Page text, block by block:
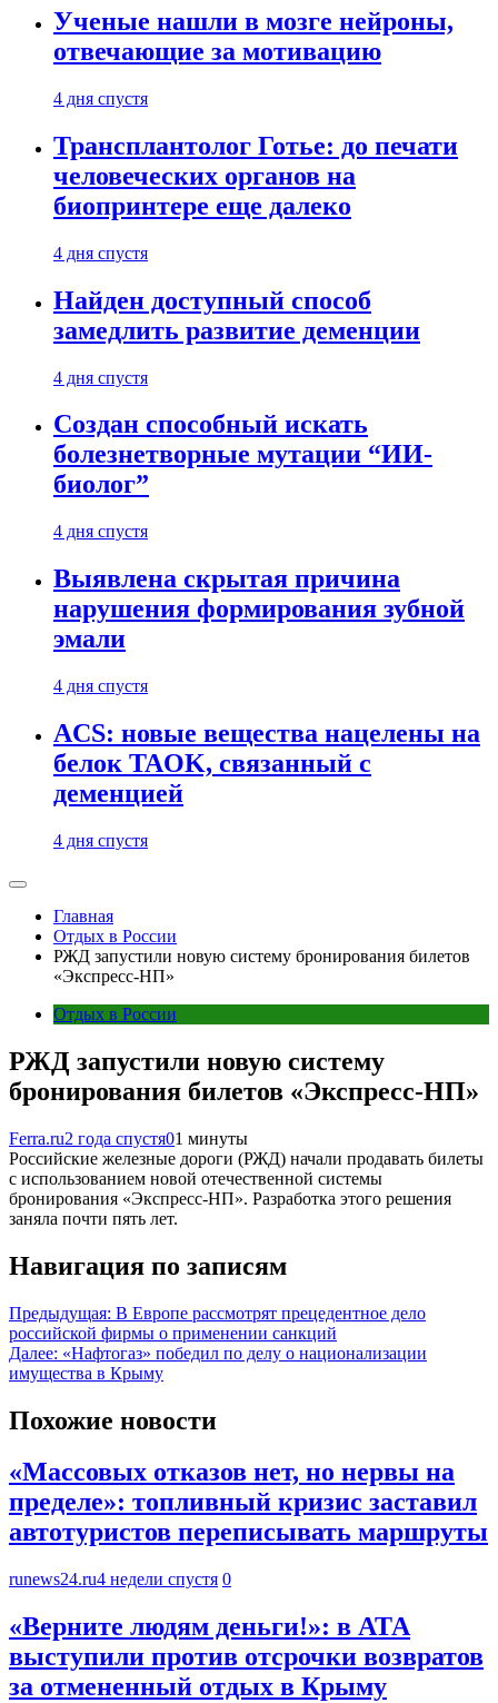
Ученые нашли в мозге нейроны,
отвечающие за мотивацию
4 дня спустя
Трансплантолог Готье: до печати
человеческих органов на
биопринтере еще далеко
4 дня спустя
Найден доступный способ
замедлить развитие деменции
4 дня спустя
Создан способный искать
болезнетворные мутации “ИИ-
биолог”
4 дня спустя
Выявлена скрытая причина
нарушения формирования зубной
эмали
4 дня спустя
ACS: новые вещества нацелены на
белок TAOK, связанный с
деменцией
4 дня спустя
Главная
Отдых в России
РЖД запустили новую систему бронирования билетов
«Экспресс-НП»
Отдых в России
РЖД запустили новую систему
бронирования билетов «Экспресс-НП»
Ferra.ru2 года спустя01 минуты
Российские железные дороги (РЖД) начали продавать билеты
с использованием новой отечественной системы
бронирования «Экспресс-НП». Разработка этого решения
заняла почти пять лет.
Навигация по записям
Предыдущая: В Европе рассмотрят прецедентное дело
российской фирмы о применении санкций
Далее: «Нафтогаз» победил по делу о национализации
имущества в Крыму
Похожие новости
«Массовых отказов нет, но нервы на
пределе»: топливный кризис заставил
автотуристов переписывать маршруты
runews24.ru4 недели спустя 0
«Верните людям деньги!»: в АТА
выступили против отсрочки возвратов
за отмененный отдых в Крыму